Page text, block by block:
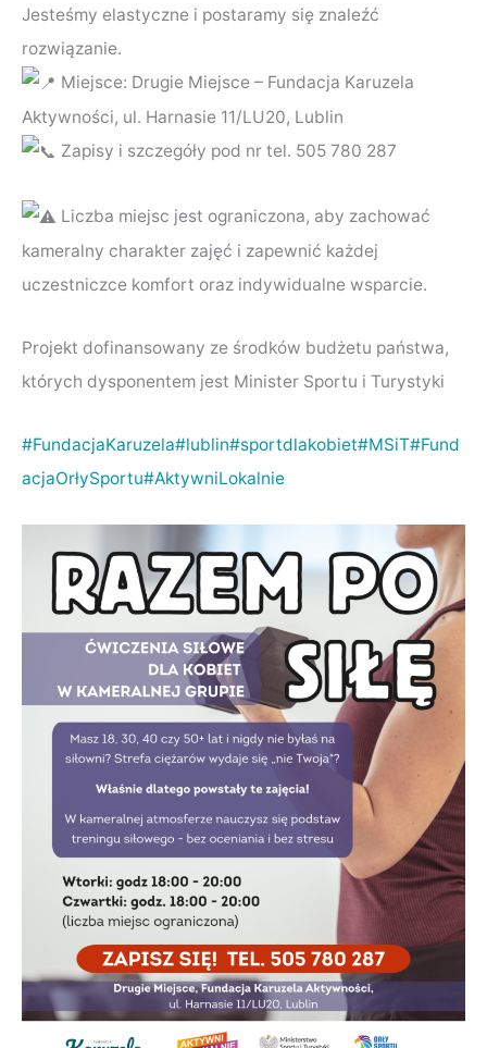
Jesteśmy elastyczne i postaramy się znaleźć
rozwiązanie.
Miejsce: Drugie Miejsce – Fundacja Karuzela
Aktywności, ul. Harnasie 11/LU20, Lublin
Zapisy i szczegóły pod nr tel. 505 780 287
Liczba miejsc jest ograniczona, aby zachować
kameralny charakter zajęć i zapewnić każdej
uczestniczce komfort oraz indywidualne wsparcie.
Projekt dofinansowany ze środków budżetu państwa,
których dysponentem jest Minister Sportu i Turystyki
#FundacjaKaruzela#lublin#sportdlakobiet#MSiT#Fund
acjaOrłySportu#AktywniLokalnie